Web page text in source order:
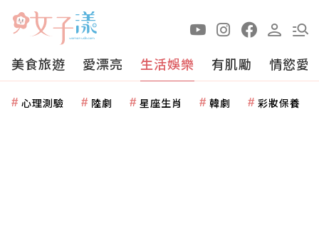
美食旅遊 愛漂亮 生活娛樂 有肌勵 情慾愛
心理測驗 陸劇 星座生肖 韓劇 彩妝保養